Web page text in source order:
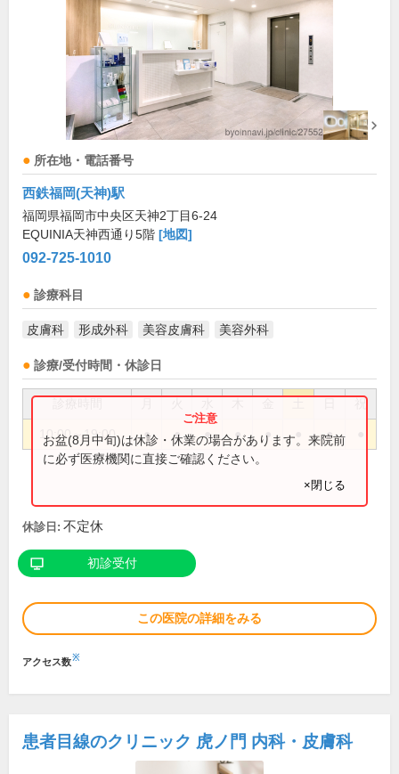
所在地・電話番号
西鉄福岡(天神)駅
福岡県福岡市中央区天神2丁目6-24
EQUINIA天神西通り5階 [地図]
092-725-1010
診療科目
皮膚科 形成外科 美容皮膚科 美容外科
診療/受付時間・休診日
祝
10:00～19:00 ● ● ● ● ● ●
お盆(8月中旬)は休診・休業の場合があります。来院前
に必ず医療機関に直接ご確認ください。
×閉じる
休診日: 不定休
初診受付
この医院の詳細をみる
アクセス数※
患者目線のクリニック 虎ノ門 内科・皮膚科